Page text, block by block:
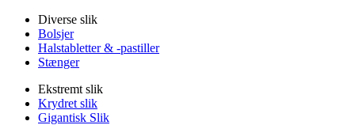
Diverse slik
Bolsjer
Halstabletter & -pastiller
Stænger
Ekstremt slik
Krydret slik
Gigantisk Slik